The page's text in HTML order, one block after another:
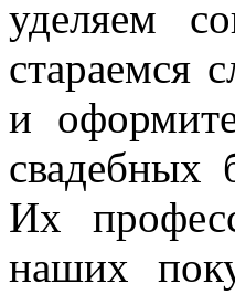
уделяем
стараемся
и
свадебных
Их
наших